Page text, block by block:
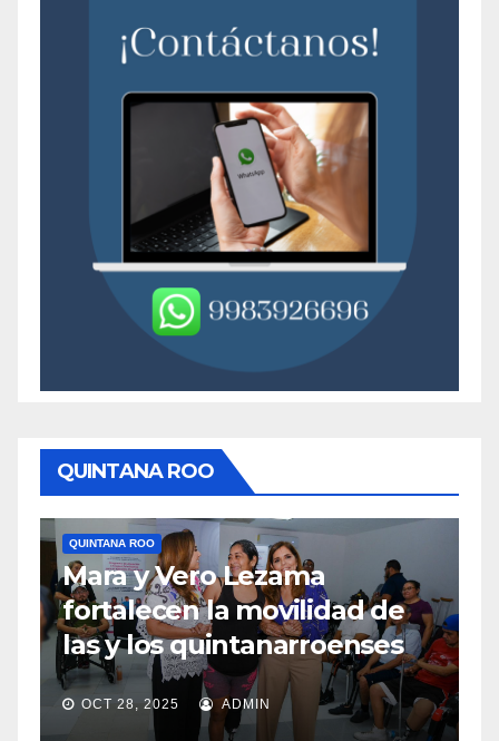
QUINTANA ROO
QUINTANA ROO
Mara y Vero Lezama
fortalecen la movilidad de
las y los quintanarroenses
OCT 28, 2025 ADMIN